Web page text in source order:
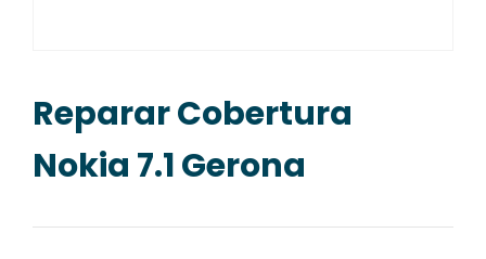
Reparar Cobertura
Nokia 7.1 Gerona